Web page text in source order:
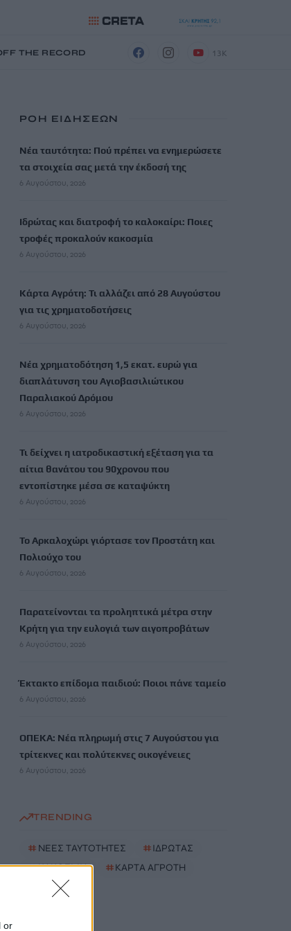
or
THE RECORD 13K
ΡΟΗ ΕΙΔΗΣΕΩΝ
Νέα ταυτότητα: Πού πρέπει να ενημερώσετε
τα στοιχεία σας μετά την έκδοσή της
6 Αυγούστου, 2026
Ιδρώτας και διατροφή το καλοκαίρι: Ποιες
τροφές προκαλούν κακοσμία
6 Αυγούστου, 2026
Κάρτα Αγρότη: Τι αλλάζει από 28 Αυγούστου
για τις χρηματοδοτήσεις
6 Αυγούστου, 2026
Νέα χρηματοδότηση 1,5 εκατ. ευρώ για
διαπλάτυνση του Αγιοβασιλιώτικου
Παραλιακού Δρόμου
6 Αυγούστου, 2026
Τι δείχνει η ιατροδικαστική εξέταση για τα
αίτια θανάτου του 90χρονου που
εντοπίστηκε μέσα σε καταψύκτη
6 Αυγούστου, 2026
Το Αρκαλοχώρι γιόρτασε τον Προστάτη και
Πολιούχο του
6 Αυγούστου, 2026
Παρατείνονται τα προληπτικά μέτρα στην
Κρήτη για την ευλογιά των αιγοπροβάτων
6 Αυγούστου, 2026
Έκτακτο επίδομα παιδιού: Ποιοι πάνε ταμείο
6 Αυγούστου, 2026
ΟΠΕΚΑ: Νέα πληρωμή στις 7 Αυγούστου για
τρίτεκνες και πολύτεκνες οικογένειες
6 Αυγούστου, 2026
TRENDING
# ΝΕΕΣ ΤΑΥΤΟΤΗΤΕΣ #ΙΔΡΩΤΑΣ
#ΚΑΚΟΣΜΙΑ #ΚΑΡΤΑ ΑΓΡΟΤΗ